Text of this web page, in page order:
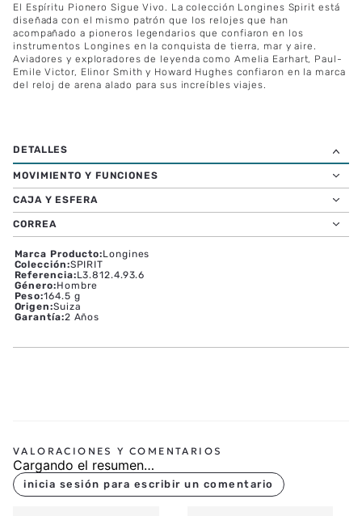
El Espíritu Pionero Sigue Vivo. La colección Longines Spirit está
diseñada con el mismo patrón que los relojes que han
acompañado a pioneros legendarios que confiaron en los
instrumentos Longines en la conquista de tierra, mar y aire.
Aviadores y exploradores de leyenda como Amelia Earhart, Paul-
Emile Victor, Elinor Smith y Howard Hughes confiaron en la marca
del reloj de arena alado para sus increíbles viajes.
MOVIMIENTO Y FUNCIONES
CAJA Y ESFERA
CORREA
Marca Producto:Longines
Colección:SPIRIT
Referencia:L3.812.4.93.6
Género:Hombre
Peso:164.5 g
Origen:Suiza
Garantía:2 Años
Cargando el resumen…